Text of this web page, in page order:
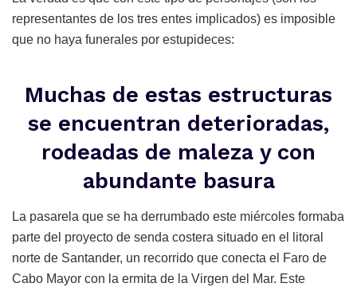
representantes de los tres entes implicados) es imposible
que no haya funerales por estupideces:
Muchas de estas estructuras
se encuentran deterioradas,
rodeadas de maleza y con
abundante basura
La pasarela que se ha derrumbado este miércoles formaba
parte del proyecto de senda costera situado en el litoral
norte de Santander, un recorrido que conecta el Faro de
Cabo Mayor con la ermita de la Virgen del Mar. Este